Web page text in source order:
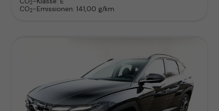
2
CO2-Emissionen: 141,00 g/km